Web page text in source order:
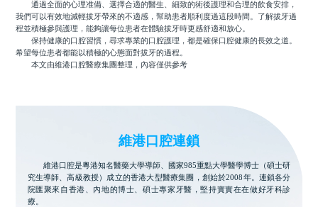
通過全面的心理准備、選擇合適的醫生、細致的術後護理和合理的飲食安排，
我們可以有效地減輕拔牙帶來的不適感，幫助患者順利度過這段時間。了解拔牙過
程並積極參與護理，能夠讓每位患者在體驗拔牙時更感舒適和放心。
保持健康的口腔習慣，尋求專業的口腔護理，都是確保口腔健康的長效之道。
希望每位患者都能以積極的心態面對拔牙的過程。
本文由維港口腔醫療集團整理，內容僅供參考
維港口腔連鎖
維港口腔是粵港知名醫藥大學導師、國家985重點大學醫學博士（碩士研
究生導師、高級教授）成立的香港大型醫療集團，創始於2008年。連鎖各分
院匯聚來自香港、內地的博士、碩士專家牙醫，堅持實實在在做好牙科診
療。